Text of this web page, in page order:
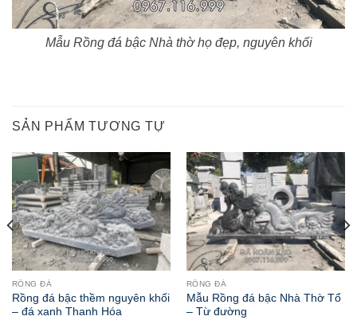
Mẫu Rồng đá bậc Nhà thờ họ đẹp, nguyên khối
SẢN PHẨM TƯƠNG TỰ
RỒNG ĐÁ
Rồng đá bậc thềm nguyên khối
– đá xanh Thanh Hóa
RỒNG ĐÁ
Mẫu Rồng đá bậc Nhà Thờ Tổ
– Từ đường